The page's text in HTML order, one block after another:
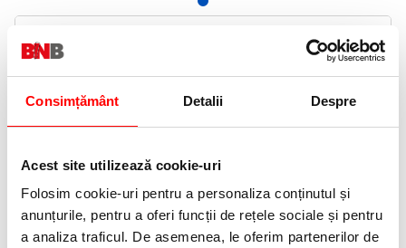
Consimțământ Detalii Despre
Acest site utilizează cookie-uri
Folosim cookie-uri pentru a personaliza conținutul și
anunțurile, pentru a oferi funcții de rețele sociale și pentru
a analiza traficul. De asemenea, le oferim partenerilor de
In stoc
Informatii livrare
Telefon: